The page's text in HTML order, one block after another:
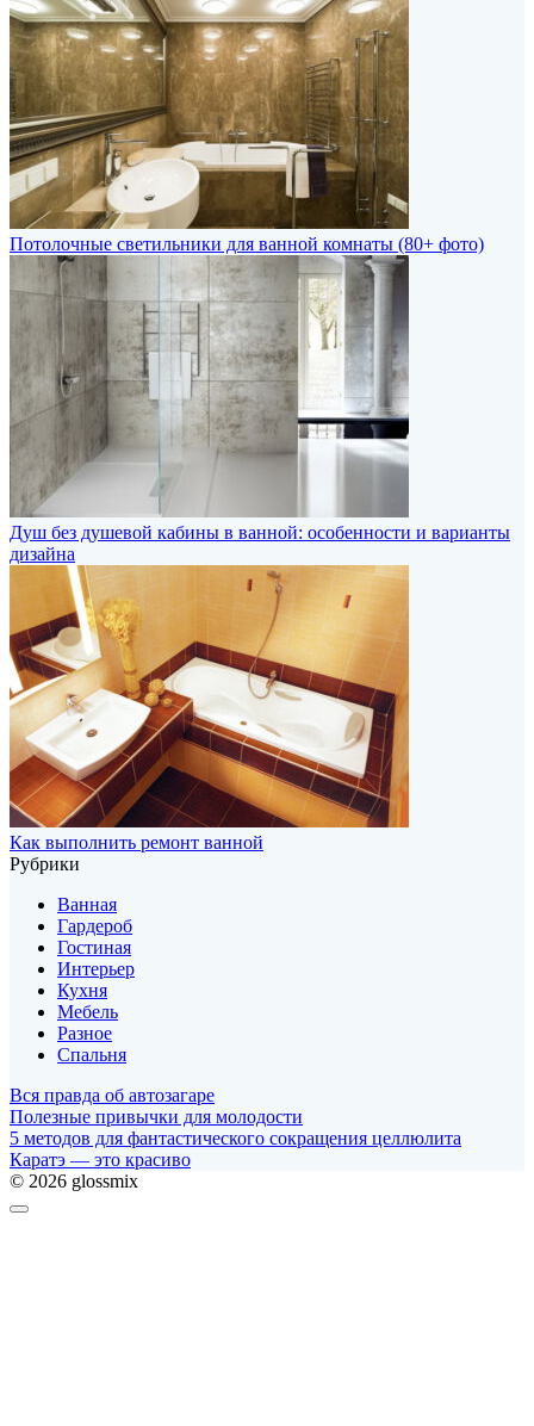
Потолочные светильники для ванной комнаты (80+ фото)
Душ без душевой кабины в ванной: особенности и варианты
дизайна
Как выполнить ремонт ванной
Рубрики
Ванная
Гардероб
Гостиная
Интерьер
Кухня
Мебель
Разное
Спальня
Вся правда об автозагаре
Полезные привычки для молодости
5 методов для фантастического сокращения целлюлита
Каратэ — это красиво
© 2026 glossmix